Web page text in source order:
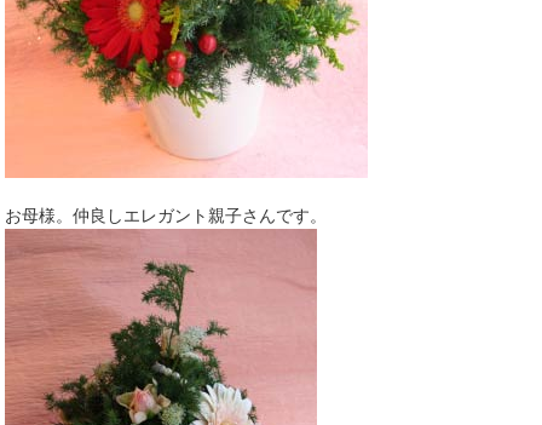
お母様。仲良しエレガント親子さんです。